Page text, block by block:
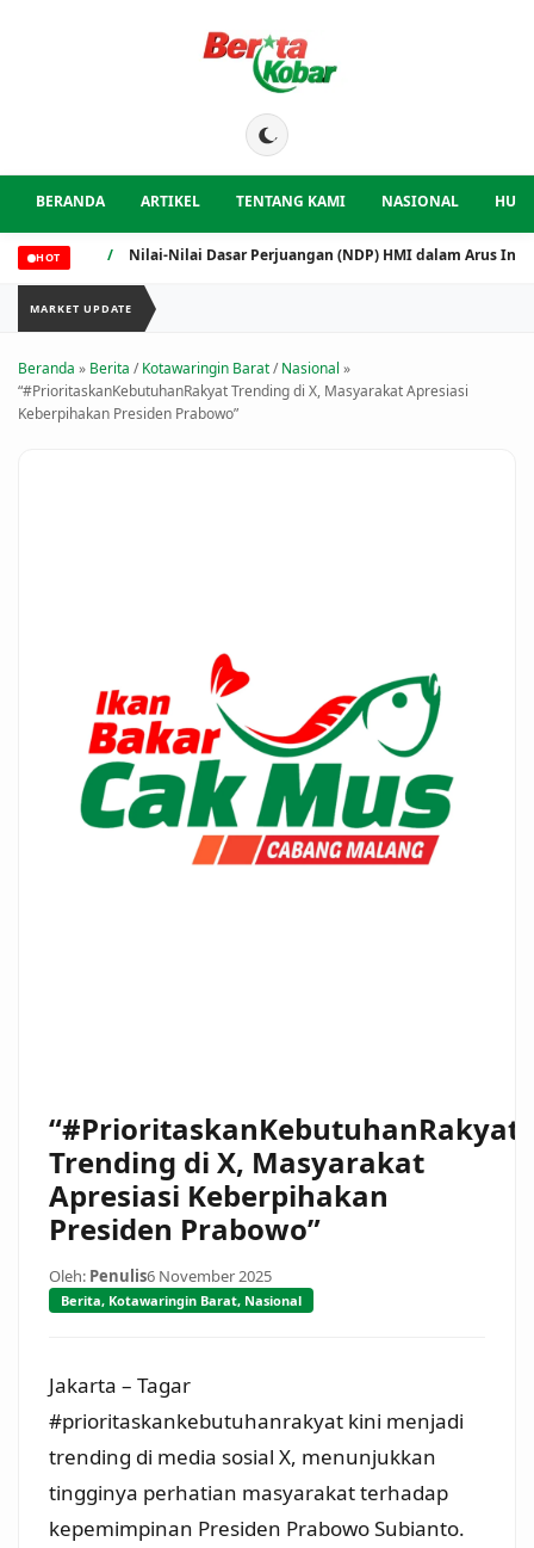
BERANDA ARTIKEL TENTANG KAMI NASIONAL
HOT Nilai-Nilai Dasar Perjuangan (NDP) HMI dalam Arus
MARKET UPDATE
Beranda » Berita /Kotawaringin Barat/Nasional »
“#PrioritaskanKebutuhanRakyat Trending di X, Masyarakat Apresiasi
Keberpihakan Presiden Prabowo”
“#PrioritaskanKebutuhanRakyat
Trending di X, Masyarakat
Apresiasi Keberpihakan
Presiden Prabowo”
Oleh: Penulis6 November 2025
Berita, Kotawaringin Barat, Nasional
Jakarta – Tagar
#prioritaskankebutuhanrakyat kini menjadi
trending di media sosial X, menunjukkan
tingginya perhatian masyarakat terhadap
kepemimpinan Presiden Prabowo Subianto.